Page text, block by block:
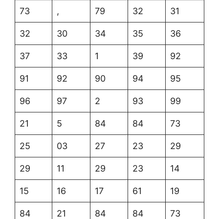
73 , 79 32 31
32 30 34 35 36
37 33 1 39 92
91 92 90 94 95
96 97 2 93 99
21 5 84 84 73
25 03 27 23 29
29 11 29 23 14
15 16 17 61 19
84 21 84 84 73